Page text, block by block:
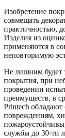
Изобретение
совмещать
практичностью,
Изделия из
применяются в
неповторимую
Не лишним будет
покрытия, при
проведении
преимуществ, в
Printech
повреждениям,
службы до 30-ти